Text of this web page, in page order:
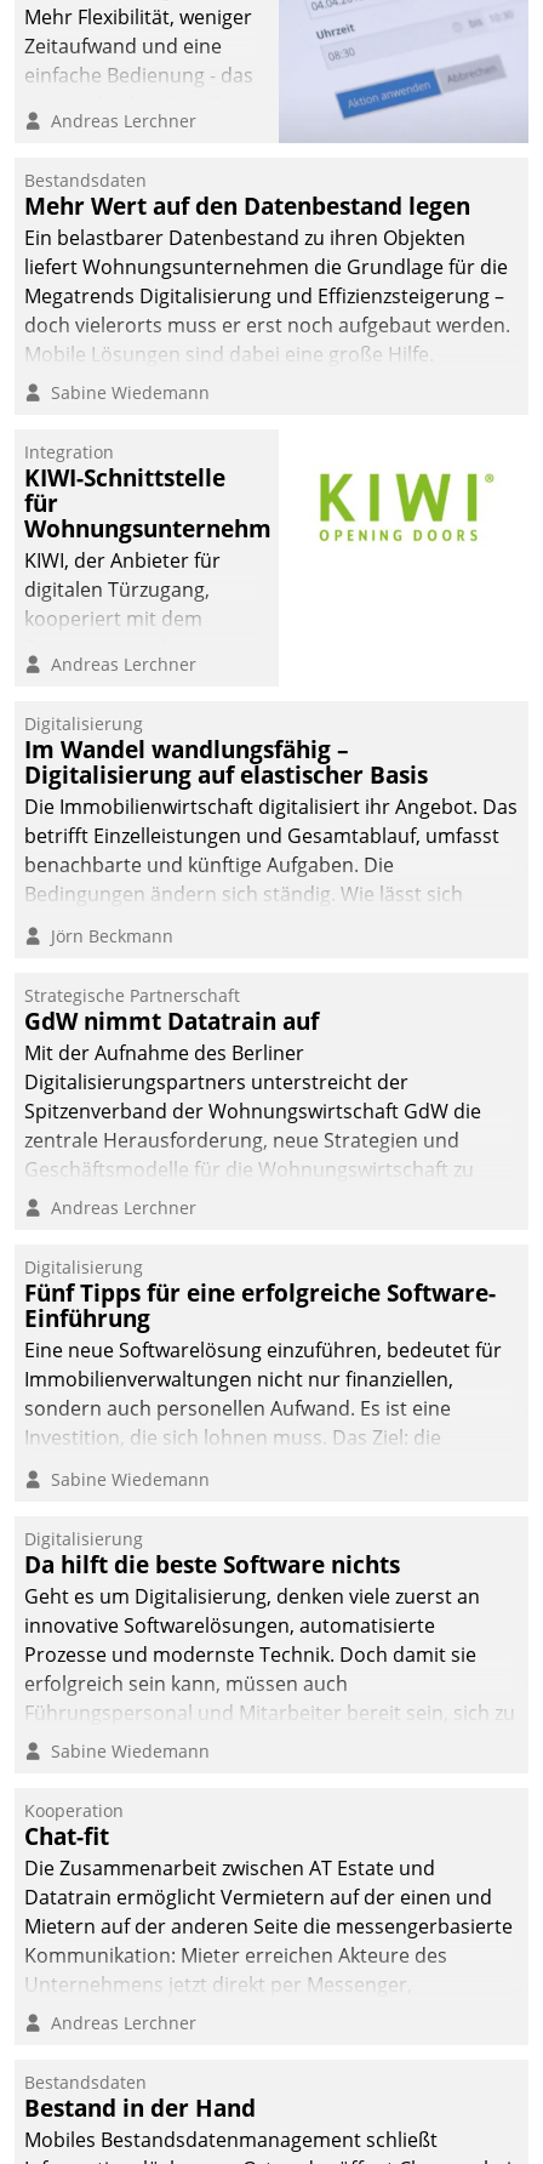
Mehr Flexibilität, weniger
Zeitaufwand und eine
einfache Bedienung - das
Cockpit für mobile
Datatrain. Die meravis
Wohnungsbau- und
Immobilien GmbH hat
sich dabei für den Betrieb
der Lösung über die SAP
Cloud Platform
entschieden - als erstes
Unternehmen am
Andreas Lerchner
Bestandsdaten
Mehr Wert auf den Datenbestand legen
Ein belastbarer Datenbestand zu ihren Objekten
liefert Wohnungsunternehmen die Grundlage für die
Megatrends Digitalisierung und Effizienzsteigerung –
doch vielerorts muss er erst noch aufgebaut werden.
Mobile Lösungen sind dabei eine große Hilfe.
Sabine Wiedemann
Integration
KIWI-Schnittstelle
für
Wohnungsunternehmen
KIWI, der Anbieter für
digitalen Türzugang,
kooperiert mit dem
Softwareentwicklungshaus
Andreas Lerchner
Digitalisierung
Im Wandel wandlungsfähig –
Digitalisierung auf elastischer Basis
Die Immobilienwirtschaft digitalisiert ihr Angebot. Das
betrifft Einzelleistungen und Gesamtablauf, umfasst
benachbarte und künftige Aufgaben. Die
Bedingungen ändern sich ständig. Wie lässt sich
technisch die Kontrolle wahren und zugleich Freiraum
fürs Wachsen öffnen?
Jörn Beckmann
Strategische Partnerschaft
GdW nimmt Datatrain auf
Mit der Aufnahme des Berliner
Digitalisierungspartners unterstreicht der
Spitzenverband der Wohnungswirtschaft GdW die
zentrale Herausforderung, neue Strategien und
Geschäftsmodelle für die Wohnungswirtschaft zu
entwickeln.
Andreas Lerchner
Digitalisierung
Fünf Tipps für eine erfolgreiche Software-
Einführung
Eine neue Softwarelösung einzuführen, bedeutet für
Immobilienverwaltungen nicht nur finanziellen,
sondern auch personellen Aufwand. Es ist eine
Investition, die sich lohnen muss. Das Ziel: die
nachhaltige Optimierung der Geschäftsabläufe. Damit
dieses Ziel erreicht wird, sollten einige Grundregeln
Sabine Wiedemann
Digitalisierung
Da hilft die beste Software nichts
Geht es um Digitalisierung, denken viele zuerst an
innovative Softwarelösungen, automatisierte
Prozesse und modernste Technik. Doch damit sie
erfolgreich sein kann, müssen auch
Führungspersonal und Mitarbeiter bereit sein, sich zu
verändern und anzupassen, sonst werden sie an ihr
Sabine Wiedemann
Kooperation
Chat-fit
Die Zusammenarbeit zwischen AT Estate und
Datatrain ermöglicht Vermietern auf der einen und
Mietern auf der anderen Seite die messengerbasierte
Kommunikation: Mieter erreichen Akteure des
Unternehmens jetzt direkt per Messenger,
Mitarbeiter oder Dienstleister empfangen oder
Andreas Lerchner
Bestandsdaten
Bestand in der Hand
Mobiles Bestandsdatenmanagement schließt